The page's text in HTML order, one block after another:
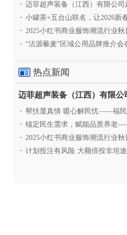
· 迈菲超声装备（江西）有限公司超声
· 小罐茶×五台山联名，让2026新
· 2025小红书商业服饰潮流行业秋日峰
· “沽源藜麦”区域公用品牌推介会在津
热点新闻
· 帮扶显真情 暖心解民忧——福民村驻村
· 锚定民生需求，赋能品质养老——中信
· 2025小红书商业服饰潮流行业秋日峰
· 计划投注有风险 大额倍投非坦途——请